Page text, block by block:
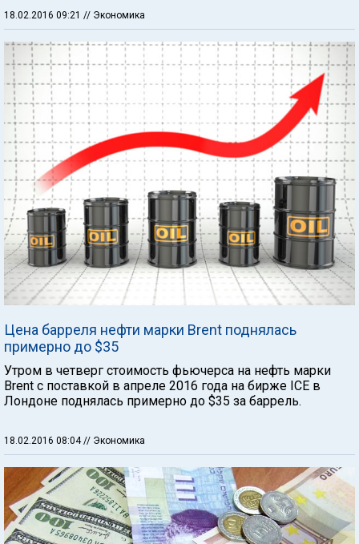
18.02.2016 09:21 // Экономика
Цена барреля нефти марки Brent поднялась
примерно до $35
Утром в четверг стоимость фьючерса на нефть марки
Brent с поставкой в апреле 2016 года на бирже ICE в
Лондоне поднялась примерно до $35 за баррель.
18.02.2016 08:04 // Экономика